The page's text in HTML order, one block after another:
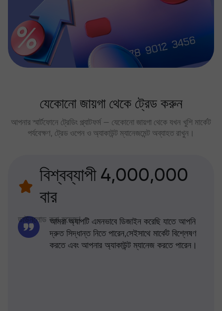
যেকোনো জায়গা থেকে ট্রেড করুন
আপনার স্মার্টফোনে ট্রেডিং প্ল্যাটফর্ম — যেকোনো জায়গা থেকে যখন খুশি মার্কেট
পর্যবেক্ষণ, ট্রেড ওপেন ও অ্যাকাউন্ট ম্যানেজমেন্ট অব্যাহত রাখুন।
বিশ্বব্যাপী 4,000,000
বার
ডাউনলোড করা হয়েছে!আমরা অ্যাপটি এমনভাবে ডিজাইন করেছি যাতে আপনি
দ্রুত সিদ্ধান্ত নিতে পারেন,সেইসাথে মার্কেট বিশ্লেষণ
করতে এবং আপনার অ্যাকাউন্ট ম্যানেজ করতে পারেন।